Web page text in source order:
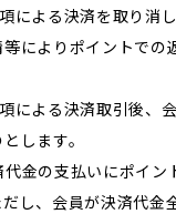
による決済を取り消
によりポイントでの
による決済取引後、
します。
代金の支払いにポイ
だし、会員が決済代